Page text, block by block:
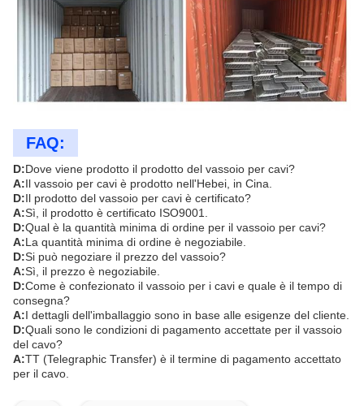
FAQ:
D:Dove viene prodotto il prodotto del vassoio per cavi?
A:Il vassoio per cavi è prodotto nell'Hebei, in Cina.
D:Il prodotto del vassoio per cavi è certificato?
A:Sì, il prodotto è certificato ISO9001.
D:Qual è la quantità minima di ordine per il vassoio per cavi?
A:La quantità minima di ordine è negoziabile.
D:Si può negoziare il prezzo del vassoio?
A:Sì, il prezzo è negoziabile.
D:Come è confezionato il vassoio per i cavi e quale è il tempo di
consegna?
A:I dettagli dell'imballaggio sono in base alle esigenze del cliente.
D:Quali sono le condizioni di pagamento accettate per il vassoio
del cavo?
A:TT (Telegraphic Transfer) è il termine di pagamento accettato
per il cavo.